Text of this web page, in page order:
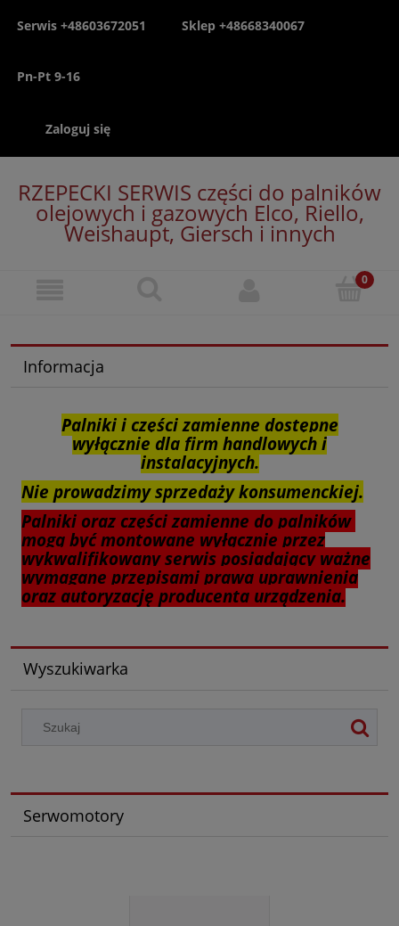
Serwis +48603672051 Sklep +48668340067
Pn-Pt 9-16
Zaloguj się
RZEPECKI SERWIS części do palników
olejowych i gazowych Elco, Riello,
Weishaupt, Giersch i innych
Informacja
Palniki i części zamienne dostępne
wyłącznie dla firm handlowych i
instalacyjnych.
Nie prowadzimy sprzedaży konsumenckiej.
Palniki oraz części zamienne do palników
mogą być montowane wyłącznie przez
wykwalifikowany serwis posiadający ważne
wymagane przepisami prawa uprawnienia
oraz autoryzację producenta urządzenia.
Wyszukiwarka
Serwomotory